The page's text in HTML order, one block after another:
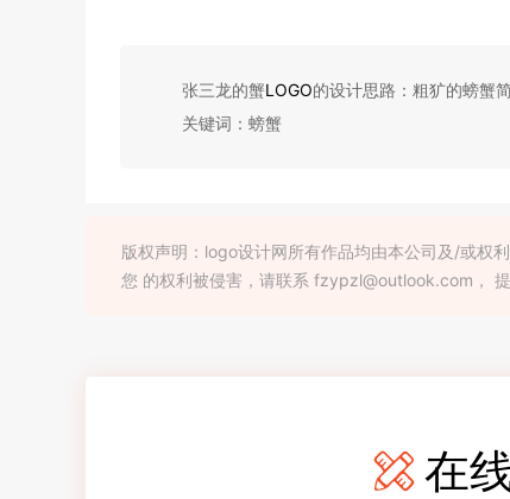
张三龙的蟹LOGO的设计思路：粗犷的螃蟹
关键词：螃蟹
版权声明：logo设计网所有作品均由本公司及/或权
您 的权利被侵害，请联系 fzypzl@outlook.com，
在